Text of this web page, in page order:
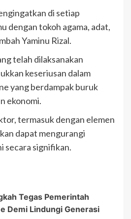
di setiap
dengan tokoh agama, adat,
Yaminu Rizal.
telah dilaksanakan
keseriusan dalam
yang berdampak buruk
ekonomi.
termasuk dengan elemen
dapat mengurangi
secara signifikan.
Tegas Pemerintah
Demi Lindungi Generasi